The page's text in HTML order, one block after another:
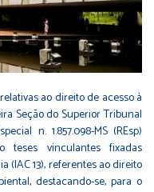
ao direito de acesso à
Seção do Superior Tribunal
n. 1.857.098-MS (REsp)
teses vinculantes fixadas
(IAC 13), referentes ao direito
destacando-se, para o